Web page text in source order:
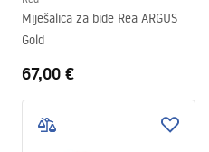
Miješalica za bide Rea ARGUS
Gold
67,00 €